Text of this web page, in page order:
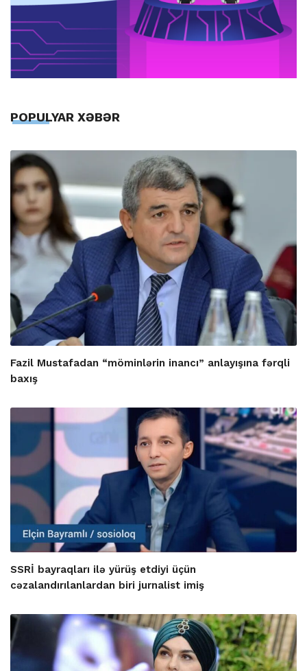
POPULYAR XƏBƏR
Fazil Mustafadan “möminlərin inancı” anlayışına fərqli
baxış
SSRİ bayraqları ilə yürüş etdiyi üçün
cəzalandırılanlardan biri jurnalist imiş